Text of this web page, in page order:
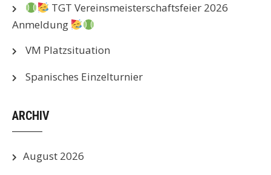
TGT Vereinsmeisterschaftsfeier 2026
Anmeldung
VM Platzsituation
Spanisches Einzelturnier
ARCHIV
August 2026